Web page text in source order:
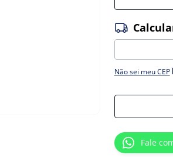
Não sei meu CEP
Fale